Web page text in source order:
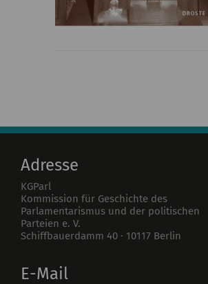
Adresse
KGParl
Kommission für Geschichte des
Parlamentarismus und der politischen
Parteien e. V.
Schiffbauerdamm 40 · 10117 Berlin
E-Mail